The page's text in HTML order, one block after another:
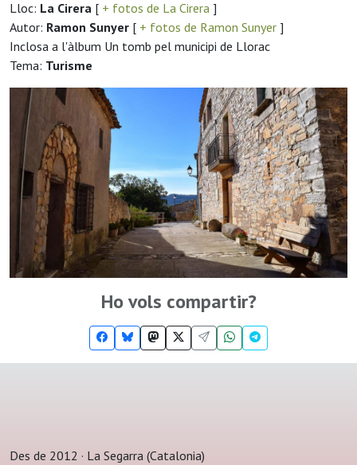
Lloc: La Cirera [ + fotos de La Cirera ]
Autor: Ramon Sunyer [ + fotos de Ramon Sunyer ]
Inclosa a l'àlbum Un tomb pel municipi de Llorac
Tema: Turisme
Ho vols compartir?
Des de 2012 · La Segarra (Catalonia)